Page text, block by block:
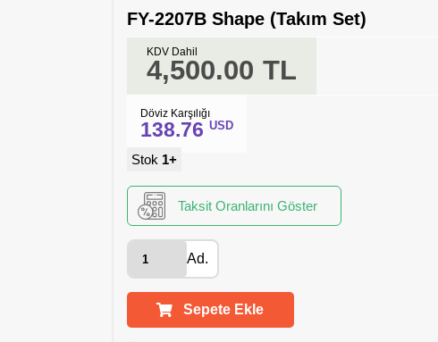
FY-2207B Shape (Takım Set)
4,500.00 TL
KDV Dahil
Döviz Karşılığı
138.76 USD
Stok 1+
Taksit Oranlarını Göster
Ad.
Sepete Ekle